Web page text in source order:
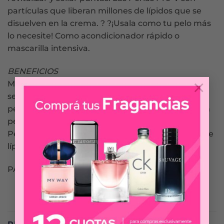
×
partículas que liberan millones de lípidos que se
disuelven en la crema. ? ?¡Usala como tu pelo más
lo necesite! Como acondicionador rápido o
mascarilla intensiva.
BENEFICIOS
Mascarilla Pantene ideal para nutrir, renovar y
sellar las puntas de tu pelo. Nueva fórmula con
perlas Pro-Vitaminas y óleo de almendras para un
pelo hasta 100% más fuerte* y revitalizado. Las
Perlas Pro-V son partículas que liberan millones de
lípidos que se disuelven en la crema.
PANTENE